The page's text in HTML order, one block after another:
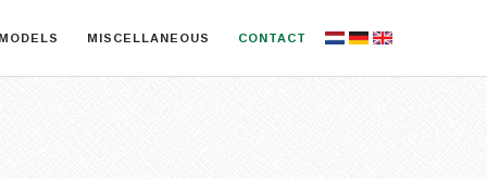
MISCELLANEOUS CONTACT